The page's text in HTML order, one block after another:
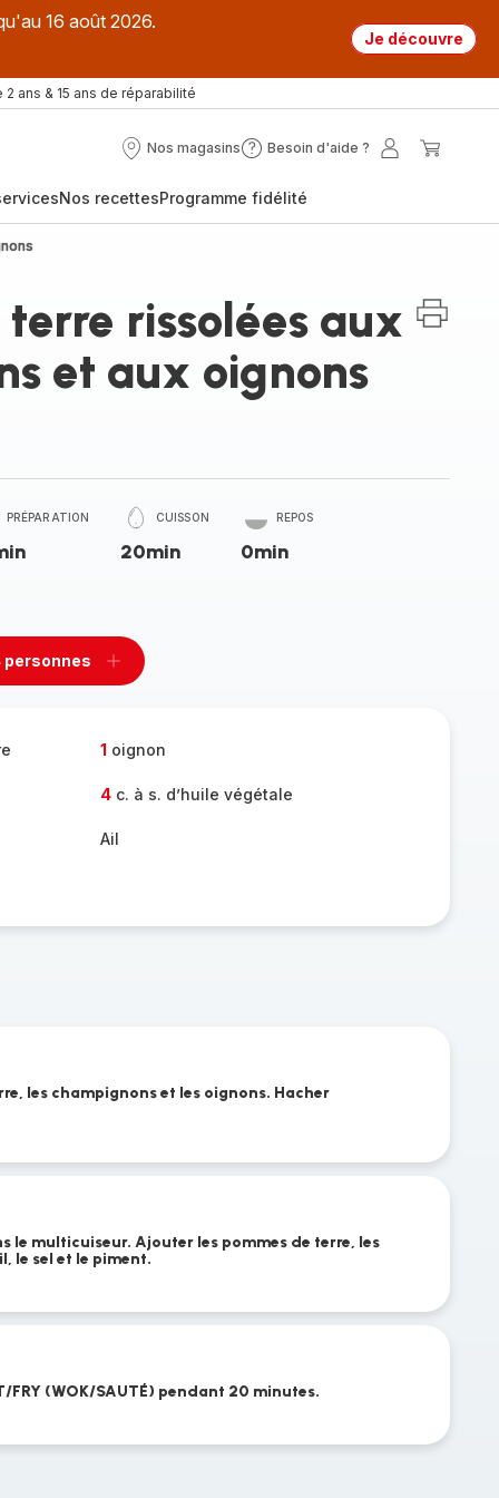
16 août 2026.
Je découvre
2 ans & 15 ans de réparabilité
Nos magasins
Nos
Besoin d'aide ?
Besoin
?
Mon
Nos recettesProgramme fidélité
rissolées aux
et aux oignons
PRÉPARATION CUISSON
20min
REPOS
0min
personnes
Ajouter
1 oignon
4c. à s. d’huile végétale
Ail
les champignons et les oignons. Hacher
le multicuiseur. Ajouter les pommes de terre, les
le sel et le piment.
FRY (WOK/SAUTÉ) pendant 20 minutes.